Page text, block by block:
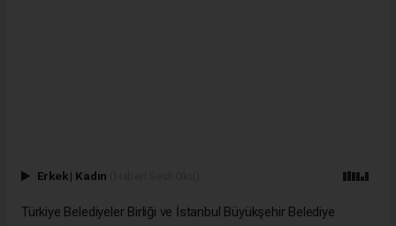
Erkek | Kadın
Türkiye Belediyeler Birliği ve İstanbul Büyükşehir Belediye